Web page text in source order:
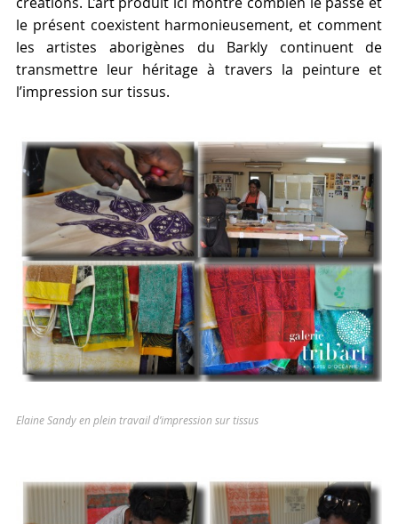
le présent coexistent harmonieusement, et comment
les artistes aborigènes du Barkly continuent de
transmettre leur héritage à travers la peinture et
l’impression sur tissus.
Elaine Sandy en plein travail d’impression sur tissus